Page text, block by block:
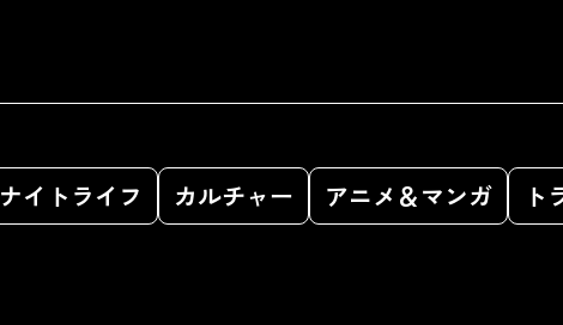
ナイトライフ カルチャー アニメ＆マンガ ト